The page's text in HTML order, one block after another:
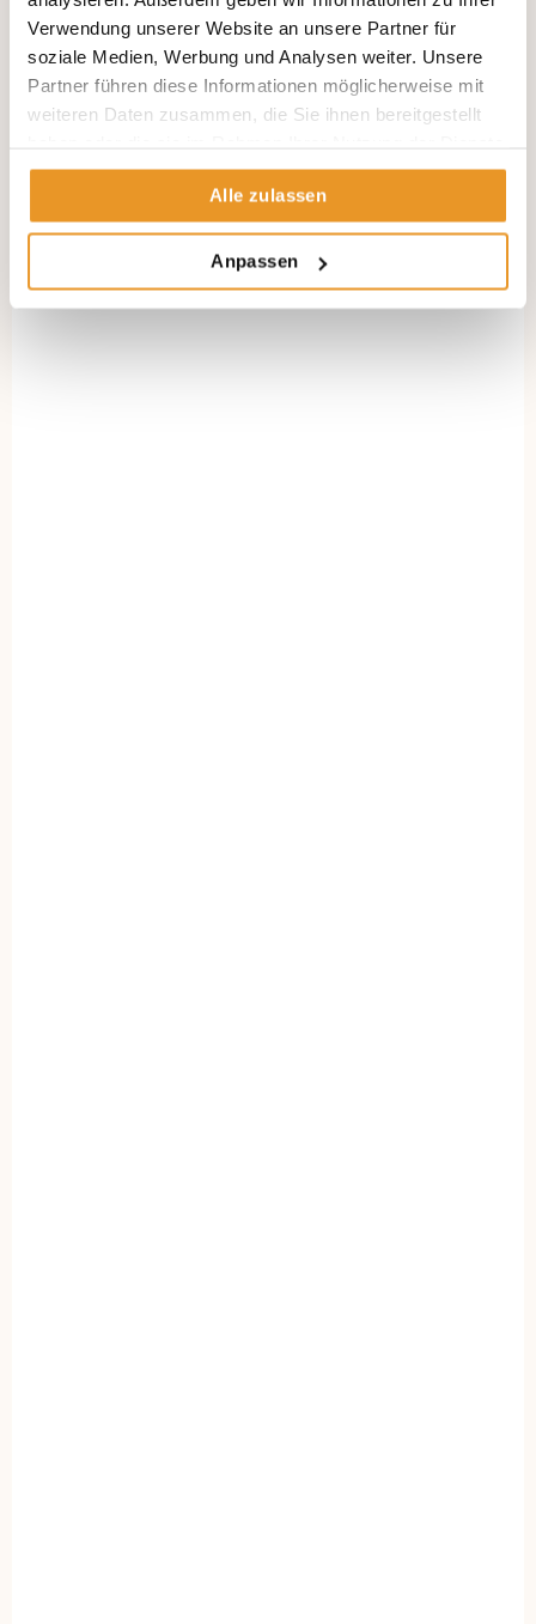
Verwendung unserer Website an unsere Partner für
soziale Medien, Werbung und Analysen weiter. Unsere
Partner führen diese Informationen möglicherweise mit
weiteren Daten zusammen, die Sie ihnen bereitgestellt
gesammelt haben.
Alle zulassen
Anpassen